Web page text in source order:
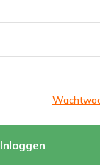
Inloggen